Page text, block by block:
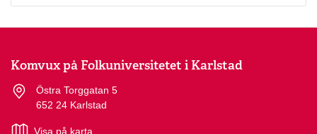
Religion
Religionskunskap 1
Svenska
Komvux på Folkuniversitetet i Karlstad
Östra Torggatan 5
652 24 Karlstad
Visa på karta